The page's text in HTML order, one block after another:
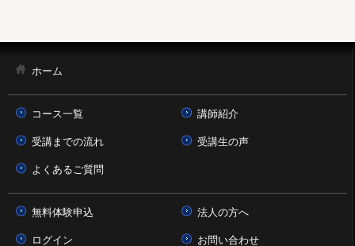
ホーム
コース一覧
講師紹介
受講までの流れ
受講生の声
よくあるご質問
無料体験申込
法人の方へ
ログイン
お問い合わせ